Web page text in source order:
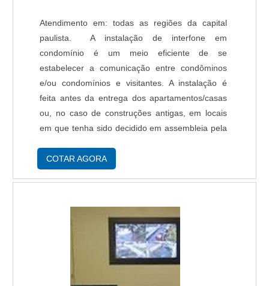
catracas são construídas com materiais de alta
resistência, possuem integração simples com
sistemas de gestão existentes e podem ser
adaptadas às necessidades específicas de cada
cliente.
Atendimento em: todas as regiões da capital
paulista. A instalação de interfone em
condomínio é um meio eficiente de se
estabelecer a comunicação entre condôminos
e/ou condomínios e visitantes. A instalação é
feita antes da entrega dos apartamentos/casas
ou, no caso de construções antigas, em locais
em que tenha sido decidido em assembleia pela
para instalação de interfone em condomínio
COTAR AGORA